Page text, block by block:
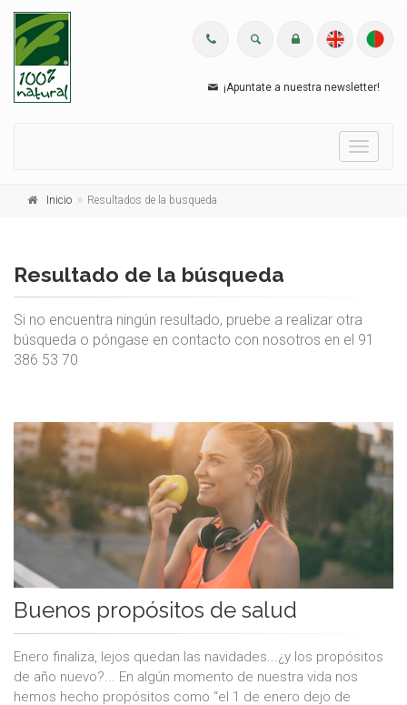
¡Apuntate a nuestra newsletter!
Menu
Inicio Resultados de la busqueda
Resultado de la búsqueda
Si no encuentra ningún resultado, pruebe a realizar otra
búsqueda o póngase en contacto con nosotros en el 91
386 53 70
Buenos propósitos de salud
Enero finaliza, lejos quedan las navidades...¿y los propósitos
de año nuevo?... En algún momento de nuestra vida nos
hemos hecho propósitos como “el 1 de enero dejo de